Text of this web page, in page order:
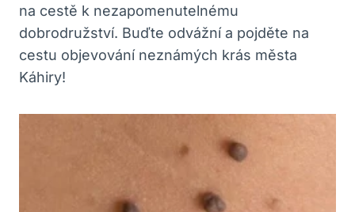
na cestě k nezapomenutelnému
dobrodružství. Buďte odvážní a pojděte na
cestu objevování neznámých krás města
Káhiry!